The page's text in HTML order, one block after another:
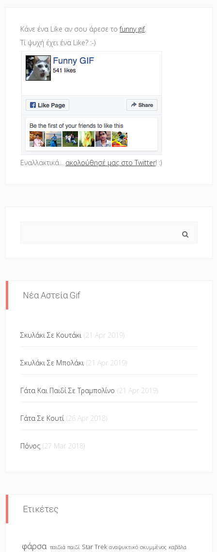
Κάνε ένα Like αν σου άρεσε τοfunny gif.
Τί ψυχή έχει ένα Like? :-)
Εναλλακτικά... ακολούθησέ μας στο Twitter! :)
Νέα Αστεία Gif
Σκυλάκι Σε Κουτάκι (21 Apr 2019)
Σκυλάκι Σε Μπολάκι (21 Apr 2019)
Γάτα Και Παιδί Σε Τραμπολίνο (21 Apr 2019)
Γάτα Σε Κουτί (26 Apr 2018)
Πόνος (27 Mar 2018)
Ετικέτες
φάρσα παιδιά παιδί Star Trek αναψυκτικό σκυμμένος καβάλα